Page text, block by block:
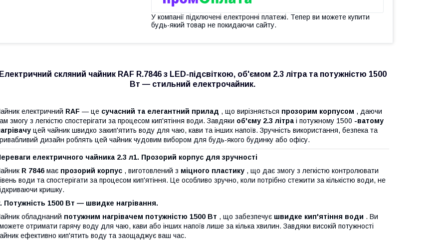
У компанії підключені електронні платежі. Тепер ви можете купити
будь-який товар не покидаючи сайту.
Електричний скляний чайник RAF R.7846 з LED-підсвіткою, об'ємом 2.3 літра та потужністю 1500
Вт — стильний електрочайник.
електричний RAF — це сучасний та елегантний прилад , що вирізняється прозорим корпусом , даючи
змогу з легкістю спостерігати за процесом кип'ятіння води. Завдяки об'єму 2.3 літра і потужному 1500 -ватому
цей чайник швидко закип'ятить воду для чаю, кави та інших напоїв. Зручність використання, безпека та
дизайн роблять цей чайник чудовим вибором для будь-якого будинку або офісу.
електричного чайника 2.3 л1. Прозорий корпус для зручності
R 7846 має прозорий корпус , виготовлений з міцного пластику , що дає змогу з легкістю контролювати
води та спостерігати за процесом кип'ятіння. Це особливо зручно, коли потрібно стежити за кількістю води, не
кришку.
Потужність 1500 Вт — швидке нагрівання.
обладнаний потужним нагрівачем потужністю 1500 Вт , що забезпечує швидке кип'ятіння води . Ви
отримати гарячу воду для чаю, кави або інших напоїв лише за кілька хвилин. Завдяки високій потужності
ефективно кип'ятить воду та заощаджує ваш час.